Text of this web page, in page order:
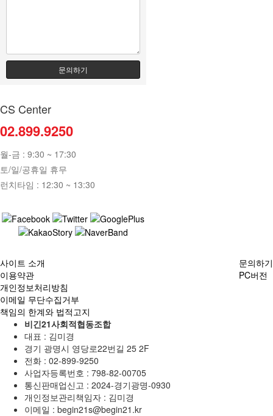
문의하기
CS Center
02.899.9250
월-금 : 9:30 ~ 17:30
토/일/공휴일 휴무
런치타임 : 12:30 ~ 13:30
사이트 소개
이용약관
개인정보처리방침
이메일 무단수집거부
책임의 한계와 법적고지
문의하기
PC버전
비긴21사회적협동조합
대표 : 김미경
경기 광명시 영당로22번길 25 2F
전화 : 02-899-9250
사업자등록번호 : 798-82-00705
통신판매업신고 : 2024-경기광명-0930
개인정보관리책임자 : 김미경
이메일 : begin21s@begin21.kr